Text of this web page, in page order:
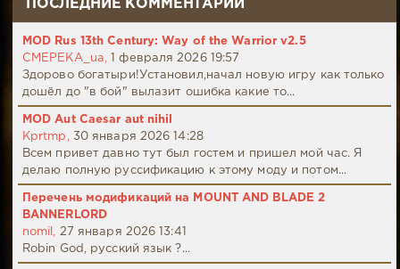
ПОСЛЕДНИЕ КОММЕНТАРИИ
MOD Rus 13th Century: Way of the Warrior v2.5
CMEPEKA_ua,
1 февраля 2026 19:57
Здорово богатыри!Установил,начал новую игру как только
дошёл до "в бой" вылазит ошибка какие то...
MOD Aut Caesar aut nihil
Kprtmp,
30 января 2026 14:28
Всем привет давно тут был гостем и пришел мой час. Я
делаю полную руссификацию к этому моду и потом...
Перечень модификаций на MOUNT AND BLADE 2
BANNERLORD
nomil,
27 января 2026 13:41
Robin God, русский язык ?...